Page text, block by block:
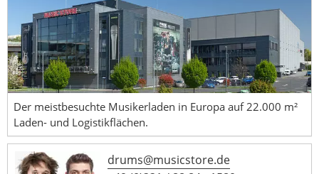
Der meistbesuchte Musikerladen in Europa auf 22.000 m²
Laden- und Logistikflächen.
drums@musicstore.de